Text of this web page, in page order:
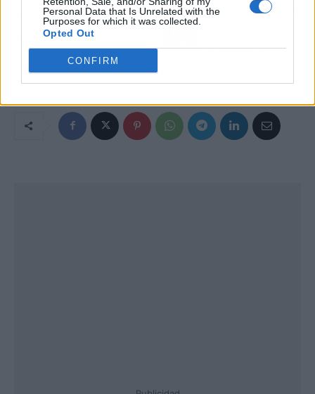
Personal Data that Is Unrelated with the
Purposes for which it was collected.
Opted Out
CONFIRM
Artículo anterior
La furgoneta camper de
Vanster
Artículo siguiente